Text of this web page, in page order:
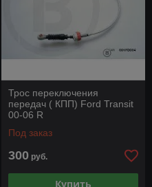
Трос переключения
передач ( КПП) Ford Transit
00-06 R
Под заказ
300 руб.
Купить